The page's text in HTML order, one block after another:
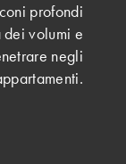
profondi
dei volumi e
negli